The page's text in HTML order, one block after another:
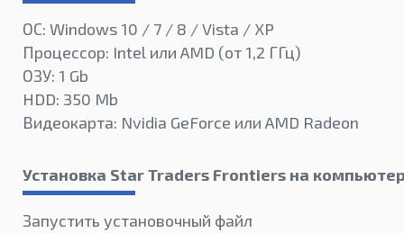
ОС: Windows 10 / 7 / 8 / Vista / XP
Процессор: Intel или AMD (от 1,2 ГГц)
ОЗУ: 1 Gb
HDD: 350 Mb
Видеокарта: Nvidia GeForce или AMD Radeon
Установка Star Traders Frontiers на
Запустить установочный файл